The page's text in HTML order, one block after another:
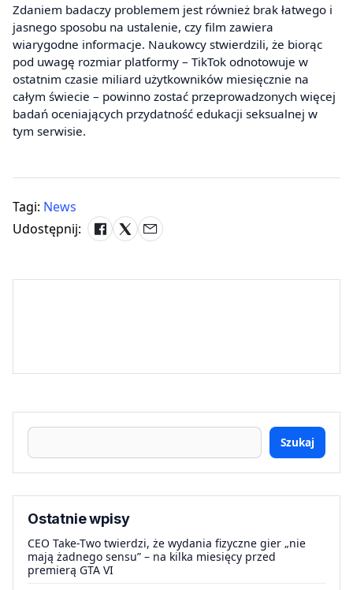
Zdaniem badaczy problemem jest również brak łatwego i
jasnego sposobu na ustalenie, czy film zawiera
wiarygodne informacje. Naukowcy stwierdzili, że biorąc
pod uwagę rozmiar platformy – TikTok odnotowuje w
ostatnim czasie miliard użytkowników miesięcznie na
całym świecie – powinno zostać przeprowadzonych więcej
badań oceniających przydatność edukacji seksualnej w
tym serwisie.
Tagi: News
Udostępnij:
Szukaj
Ostatnie wpisy
CEO Take-Two twierdzi, że wydania fizyczne gier „nie
mają żadnego sensu” – na kilka miesięcy przed
premierą GTA VI